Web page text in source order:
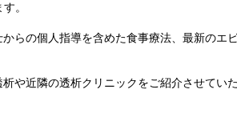
。
らの個人指導を含めた食事療法、最新のエ
や近隣の透析クリニックをご紹介させてい